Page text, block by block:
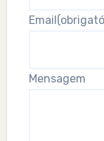
Email
Mensagem